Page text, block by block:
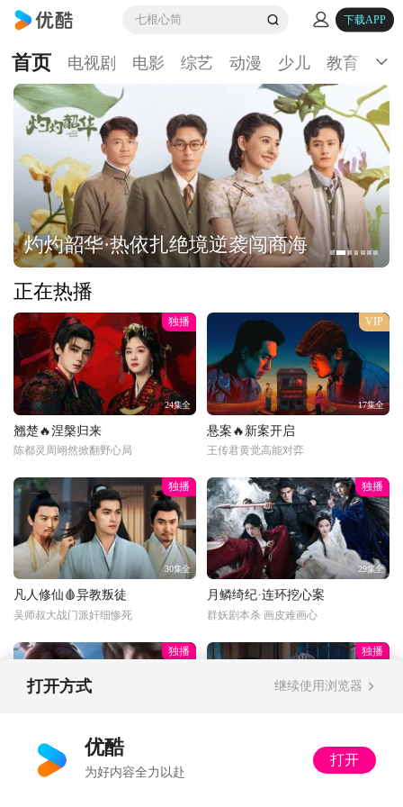
七根心简 下载APP
首页 电视剧 电影 综艺 动漫 少儿 教育 生
灼灼韶华·热依扎绝境逆袭闯商海
正在热播
独播
24集全
翘楚🔥涅槃归来
陈都灵周翊然掀翻野心局
VIP
17集全
悬案🔥新案开启
王传君黄觉高能对弈
独播
30集全
凡人修仙🩸异教叛徒
吴师叔大战门派奸细惨死
独播
29集全
月鳞绮纪·连环挖心案
群妖剧本杀 画皮难画心
独播
光阴之外💰富婆打赏
丁雪：多了收着，姐不差钱
独播
以法之名🔍暂停离职
打开方式 继续使用浏览器
优酷
为好内容全力以赴
打开